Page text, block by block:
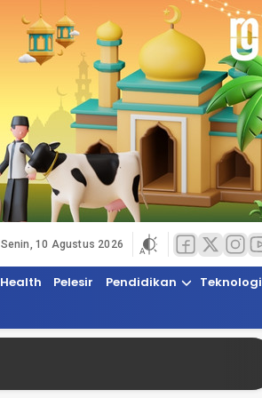
Senin, 10 Agustus 2026
Health Pelesir Pendidikan
Teknologi